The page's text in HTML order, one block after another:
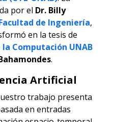
por el Dr. Billy
de Ingeniería,
en la tesis de
Computación UNAB
.
Artificial
trabajo presenta
en entradas